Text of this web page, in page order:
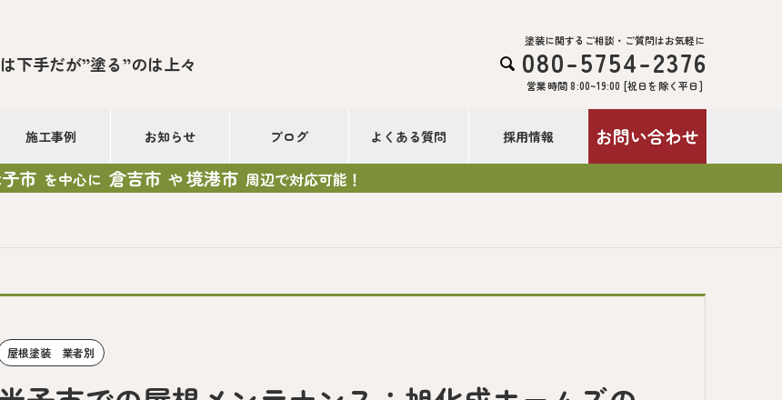
下手だが”塗る”のは上々 
塗装に関するご相談・ご質問はお気軽に
080-5754-2376
営業時間 8:00~19:00 [祝日を除く平日]
施工事例 お知らせ ブログ よくある質問 採用情報 お問い合わせ
市 を中心に 倉吉市 や境港市 周辺で対応可能！
屋根塗装 業者別